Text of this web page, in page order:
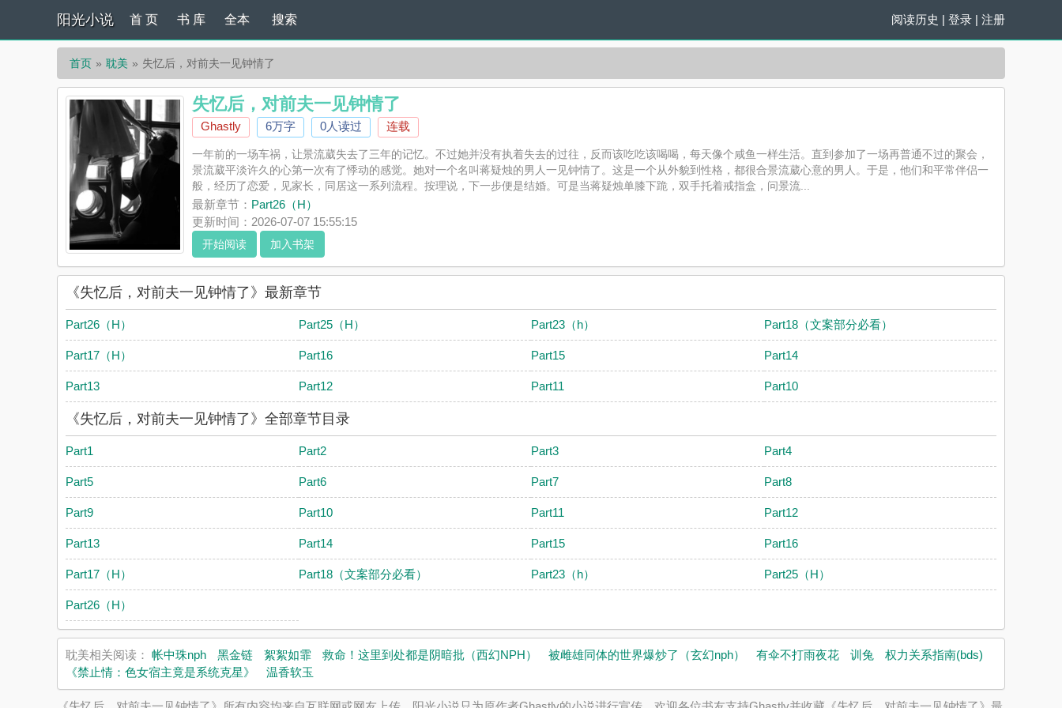
阳光小说 阅读历史 | 登录 | 注册
首 页 书 库 全本 搜索
首页 耽美 失忆后，对前夫一见钟情了
失忆后，对前夫一见钟情了
Ghastly 6万字 0人读过 连载
一年前的一场车祸，让景流葳失去了三年的记忆。不过她并没有执着失去的过往，反而该吃吃该喝喝，每天像个咸鱼一样生活。直到参加了一场再普通不过的聚会，
景流葳平淡许久的心第一次有了悸动的感觉。她对一个名叫蒋疑烛的男人一见钟情了。这是一个从外貌到性格，都很合景流葳心意的男人。于是，他们和平常伴侣一
般，经历了恋爱，见家长，同居这一系列流程。按理说，下一步便是结婚。可是当蒋疑烛单膝下跪，双手托着戒指盒，问景流...
《失忆后，对前夫一见钟情了》是Ghastly精心创作的耽美，阳光小说实时更新失忆后，对前夫一见钟情了最新章节并且提供无弹窗阅读，书友所发表的失忆后，对前
夫一见钟情了评论，并不代表阳光小说赞同或者支持失忆后，对前夫一见钟情了读者的观点。
最新章节： Part26（H）
更新时间：2026-07-07 15:55:15
开始阅读 加入书架
《失忆后，对前夫一见钟情了》最新章节
Part26（H） Part25（H） Part23（h） Part18（文案部分必看）
Part17（H） Part16 Part15 Part14
Part13 Part12 Part11 Part10
《失忆后，对前夫一见钟情了》全部章节目录
Part1 Part2 Part3 Part4
Part5 Part6 Part7 Part8
Part9 Part10 Part11 Part12
Part13 Part14 Part15 Part16
Part17（H） Part18（文案部分必看） Part23（h） Part25（H）
Part26（H）
耽美相关阅读： 帐中珠nph 黑金链 絮絮如霏 救命！这里到处都是阴暗批（西幻NPH） 被雌雄同体的世界爆炒了（玄幻nph） 有伞不打雨夜花 训兔
权力关系指南(bds)
《禁止情：色女宿主竟是系统克星》
温香软玉